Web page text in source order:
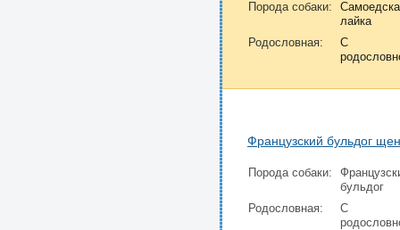
Порода собаки:
лайка
Родословная:
С
Французский бульдог
Порода собаки:
бульдог
Родословная:
С